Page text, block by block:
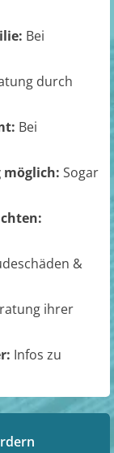
Bei
durch
Bei
Sogar
&
ihrer
Infos zu